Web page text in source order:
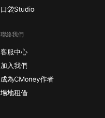
口袋Studio
聯絡我們
客服中心
加入我們
成為CMoney作者
場地租借